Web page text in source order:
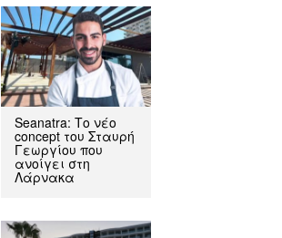
Seanatra: Το νέο
concept του Σταυρή
Γεωργίου που
ανοίγει στη
Λάρνακα